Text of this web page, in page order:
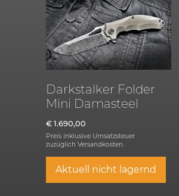
Darkstalker Folder
Mini Damasteel
€ 1.690,00
Preis inklusive Umsatzsteuer
zuzüglichVersandkosten.
Aktuell nicht lagernd